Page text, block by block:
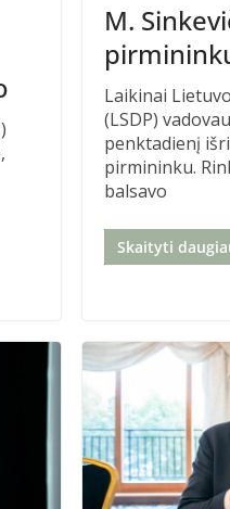
M.
Laikinai
(LSDP)
penktadienį
pirmininku.
balsavo
Skaityti